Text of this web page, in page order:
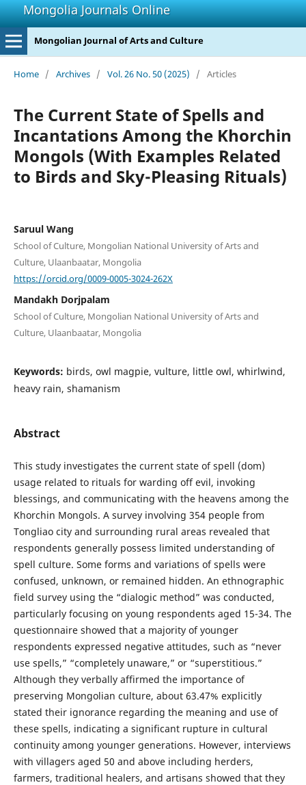
Mongolia Journals Online
Mongolian Journal of Arts and Culture
Home / Archives / Vol. 26 No. 50 (2025) / Articles
The Current State оf Spells аnd
Incantations Among the Khorchin
Mongols (With Examples Related
to Birds and Sky-Pleasing Rituals)
Saruul Wang
School of Culture, Mongolian National University of Arts and
Culture, Ulaanbaatar, Mongolia
https://orcid.org/0009-0005-3024-262X
Mandakh Dorjpalam
School of Culture, Mongolian National University of Arts and
Culture, Ulaanbaatar, Mongolia
Keywords: birds, owl magpie, vulture, little owl, whirlwind,
heavy rain, shamanism
Abstract
This study investigates the current state of spell (dom)
usage related to rituals for warding off evil, invoking
blessings, and communicating with the heavens among the
Khorchin Mongols. A survey involving 354 people from
Tongliao city and surrounding rural areas revealed that
respondents generally possess limited understanding of
spell culture. Some forms and variations of spells were
confused, unknown, or remained hidden. An ethnographic
field survey using the “dialogic method” was conducted,
particularly focusing on young respondents aged 15-34. The
questionnaire showed that a majority of younger
respondents expressed negative attitudes, such as “never
use spells,” “completely unaware,” or “superstitious.”
Although they verbally affirmed the importance of
preserving Mongolian culture, about 63.47% explicitly
stated their ignorance regarding the meaning and use of
these spells, indicating a significant rupture in cultural
continuity among younger generations. However, interviews
with villagers aged 50 and above including herders,
farmers, traditional healers, and artisans showed that they